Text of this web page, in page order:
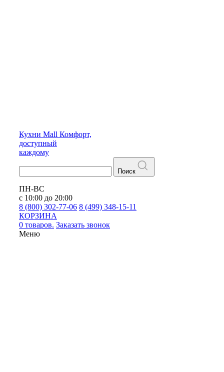
Кухни Mall Комфорт,
доступный
каждому
Поиск
ПН-ВС
с 10:00 до 20:00
8 (800) 302-77-06 8 (499) 348-15-11
КОРЗИНА
0 товаров. Заказать звонок
Меню